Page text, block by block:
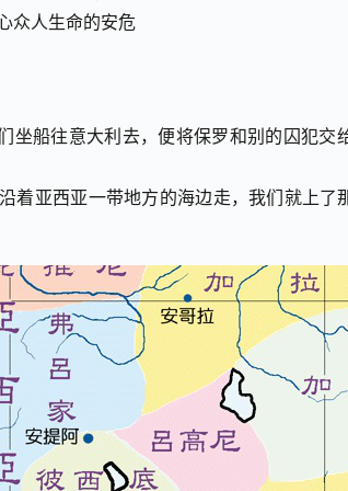
众人生命的安危
坐船往意大利去，便将保罗和别的囚犯
着亚西亚一带地方的海边走，我们就上